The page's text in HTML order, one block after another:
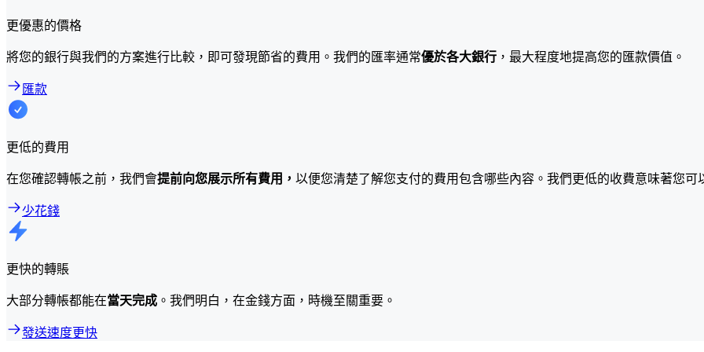
更優惠的價格
將您的銀行與我們的方案進行比較，即可發現節省的費用。我們的匯率通常優於各大銀行 ，最大程度地提高您的匯款價值。
匯款
更低的費用
在您確認轉帳之前，我們會提前向您展示所有費用， 以便您清楚了解您支付的費用包含哪些內容。我們更低的收費意味著您可
少花錢
更快的轉賬
大部分轉帳都能在當天完成 。我們明白，在金錢方面，時機至關重要。
發送速度更快